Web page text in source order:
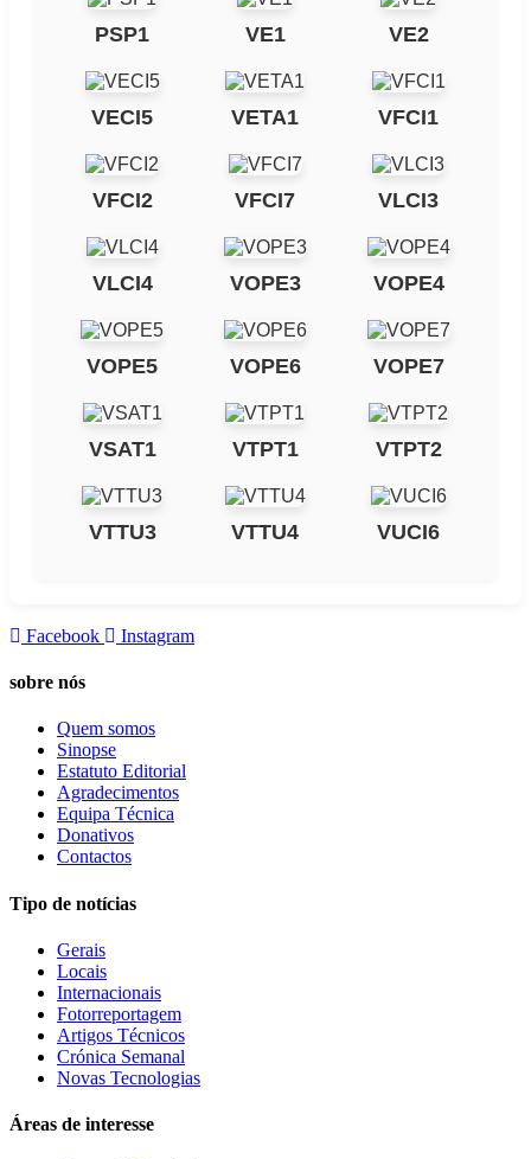
PSP1 VE1 VE2
VECI5 VETA1 VFCI1
VFCI2 VFCI7 VLCI3
VLCI4 VOPE3 VOPE4
VOPE5 VOPE6 VOPE7
VSAT1 VTPT1 VTPT2
VTTU3 VTTU4 VUCI6
Facebook Instagram
sobre nós
Quem somos
Sinopse
Estatuto Editorial
Agradecimentos
Equipa Técnica
Donativos
Contactos
Tipo de notícias
Gerais
Locais
Internacionais
Fotorreportagem
Artigos Técnicos
Crónica Semanal
Novas Tecnologias
Áreas de interesse